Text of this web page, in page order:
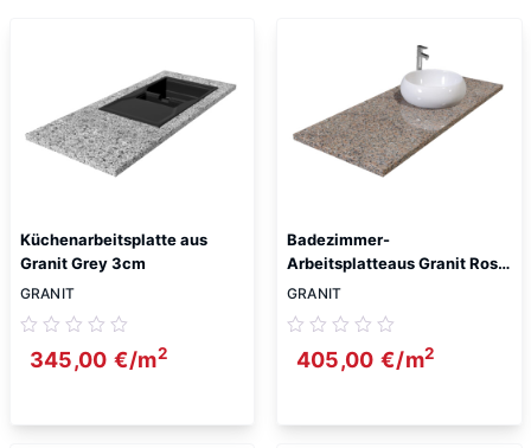
Küchenarbeitsplatte aus
Granit Grey 3cm
GRANIT
345,00 €/m2
Badezimmer-
Arbeitsplatteaus Granit Rosa
Porino 3cm
GRANIT
405,00 €/m2